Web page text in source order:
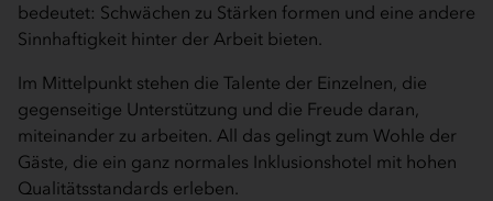
bedeutet: Schwächen zu Stärken formen und eine andere
Sinnhaftigkeit hinter der Arbeit bieten.
Im Mittelpunkt stehen die Talente der Einzelnen, die
gegenseitige Unterstützung und die Freude daran,
miteinander zu arbeiten. All das gelingt zum Wohle der
Gäste, die ein ganz normales Inklusionshotel mit hohen
Qualitätsstandards erleben.